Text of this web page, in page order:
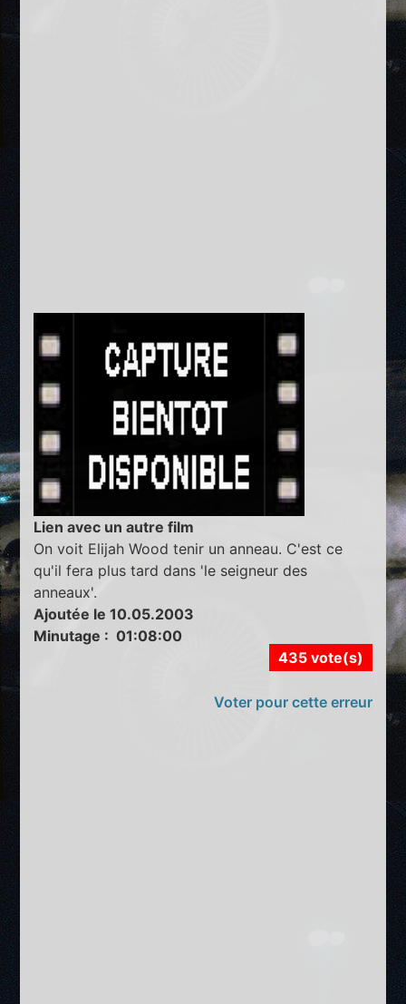
Lien avec un autre film
On voit Elijah Wood tenir un anneau. C'est ce
qu'il fera plus tard dans 'le seigneur des
anneaux'.
Ajoutée le 10.05.2003
Minutage : 01:08:00
435 vote(s)
Voter pour cette erreur